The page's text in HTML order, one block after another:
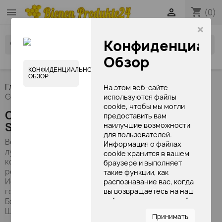
×
КОНФИДЕНЦИАЛЬНОСТЬ
ОБЗОР
Обзор
На этом веб-сайте
используются файлы
cookie, чтобы мы могли
предоставить вам
наилучшие возможности
для пользователей.
Информация о файлах
cookie хранится в вашем
браузере и выполняет
такие функции, как
распознавание вас, когда
вы возвращаетесь на наш
сайт, и помогаете нашей
разделы веб-сайта вы
Принимать
 shopping_cart (0)

search
Главная Все поставщики
Schloßwald-Bienengut
GmbH
Список товаров по поставщику
Schloßwald-Bienengut GmbH
Верный девизу: «Качество с традицией», сегодня
лучшие продукты пчеловодства, такие как пчелиная
косметика, любовно создаются по традиционным
рецептам. Семейный бизнес был основан в 1844 году
Иоганном Шторским старшим в Моравском Старом
городе у подножия гор Альтватер в Королевстве
Богемия / Моравия и далее расширился Иоганном
Шторном младшим.